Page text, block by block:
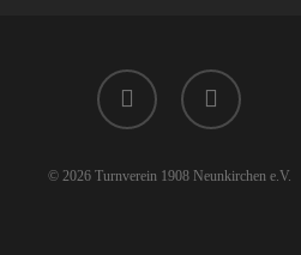
facebook instagram
© 2026 Turnverein 1908 Neunkirchen e.V.